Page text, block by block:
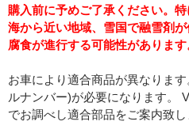
購入前に予めご了承ください。
海から近い地域、雪国で融雪剤が
腐食が進行する可能性があります
お車により適合商品が異なりま
ルナンバー)が必要になります。
でお調べし適合部品をご案内致し